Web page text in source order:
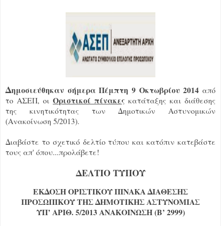
Δημοσιεύθηκαν σήμερα Πέμπτη 9 Οκτωβρίου 2014 από
το ΑΣΕΠ, οι Οριστικοί πίνακες κατάταξης και διάθεσης
της κινητικότητας των Δημοτικών Αστυνομικών
(Ανακοίνωση 5/2013).
Διαβάστε το σχετικό δελτίο τύπου και κατόπιν κατεβάστε
τους απ' όπου...προλάβετε!
ΔΕΛΤΙΟ ΤΥΠΟΥ
ΕΚΔΟΣΗ ΟΡΙΣΤΙΚΟΥ ΠΙΝΑΚΑ ΔΙΑΘΕΣΗΣ
ΠΡΟΣΩΠΙΚΟΥ ΤΗΣ ΔΗΜΟΤΙΚΗΣ ΑΣΤΥΝΟΜΙΑΣ
ΥΠ’ ΑΡΙΘ. 5/2013 ΑΝΑΚΟΙΝΩΣΗ (Β’ 2999)